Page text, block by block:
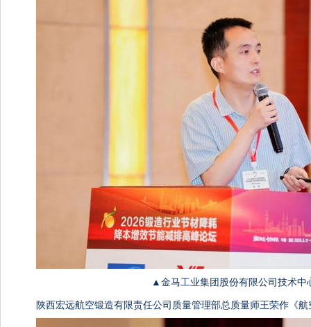
▲金马工业集团股份有限公司技术中
陕西宏远航空锻造有限责任公司质量管理部总质量师王荣作《